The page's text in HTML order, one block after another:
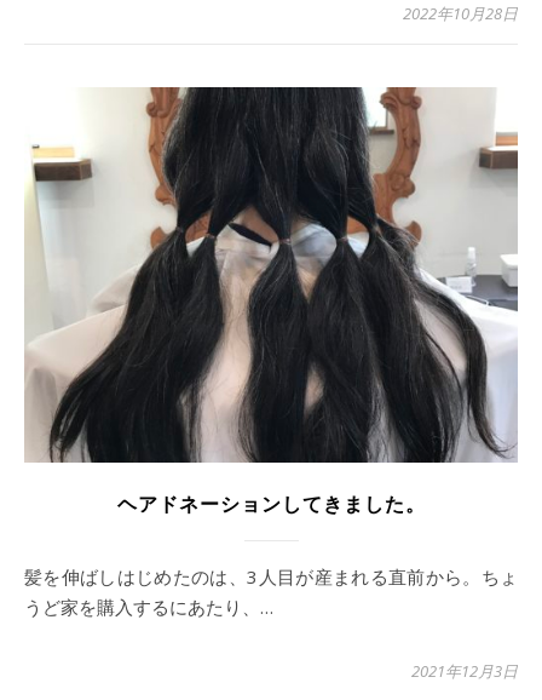
2022年10月28日
ヘアドネーションしてきました。
髪を伸ばしはじめたのは、3人目が産まれる直前から。ちょ
うど家を購入するにあたり、…
2021年12月3日